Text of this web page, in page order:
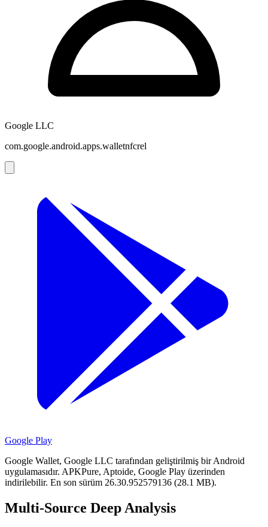
Google LLC
com.google.android.apps.walletnfcrel
Google Play
Google Wallet, Google LLC tarafından geliştirilmiş bir Android
uygulamasıdır. APKPure, Aptoide, Google Play üzerinden
indirilebilir. En son sürüm 26.30.952579136 (28.1 MB).
Multi-Source Deep Analysis